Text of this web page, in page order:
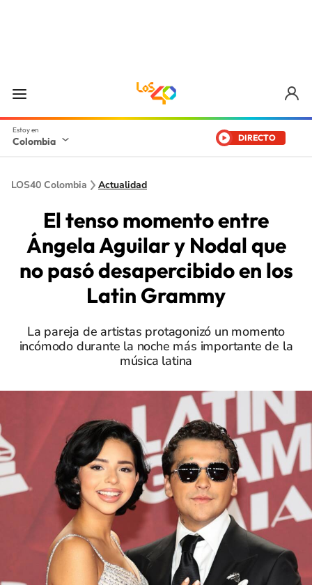
Colombia DIRECTO
LOS40 Colombia Actualidad
El tenso momento entre
Ángela Aguilar y Nodal que
no pasó desapercibido en los
Latin Grammy
La pareja de artistas protagonizó un momento
incómodo durante la noche más importante de la
música latina